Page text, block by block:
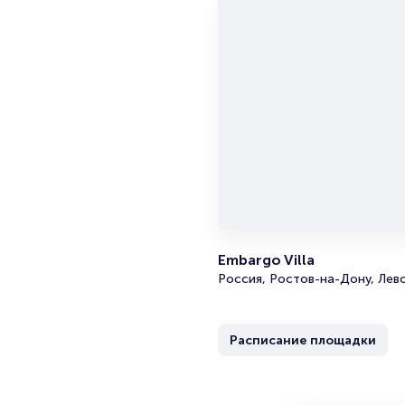
Embargo Villa
Россия, Ростов-на-Дону,
Расписание площадки